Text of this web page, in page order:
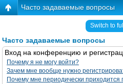
Часто задаваемые вопросы
Switch to
Часто задаваемые вопросы
Вход на конференцию и
Почему я не могу войти?
Зачем мне вообще нужно
Почему мне периодически